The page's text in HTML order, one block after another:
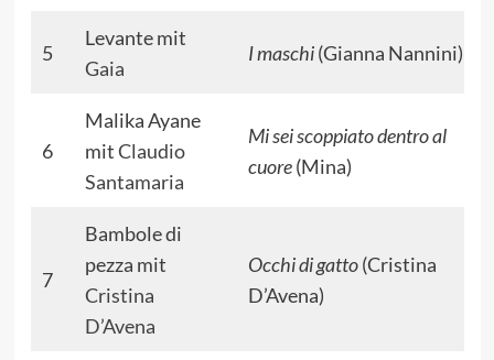
5
Levante mit
Gaia
I maschi(Gianna Nannini)
6
Malika Ayane
mitClaudio
Santamaria
Mi sei scoppiato dentro al
cuore(Mina)
7
Bambole di
pezza mit
Cristina
D’Avena
Occhi di gatto(Cristina
D’Avena)